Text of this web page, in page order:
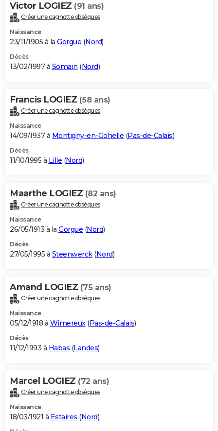
Victor LOGIEZ (91 ans)
Créer une cagnotte obsèques
Naissance
23/11/1905 à la Gorgue (Nord)
Décès
13/02/1997 à Somain (Nord)
Francis LOGIEZ (58 ans)
Créer une cagnotte obsèques
Naissance
14/09/1937 à Montigny-en-Gohelle (Pas-de-Calais)
Décès
11/10/1995 à Lille (Nord)
Maarthe LOGIEZ (82 ans)
Créer une cagnotte obsèques
Naissance
26/05/1913 à la Gorgue (Nord)
Décès
27/05/1995 à Steenwerck(Nord)
Amand LOGIEZ (75 ans)
Créer une cagnotte obsèques
Naissance
05/12/1918 à Wimereux(Pas-de-Calais)
Décès
11/12/1993 à Habas (Landes)
Marcel LOGIEZ (72 ans)
Créer une cagnotte obsèques
Naissance
18/03/1921 à Estaires (Nord)